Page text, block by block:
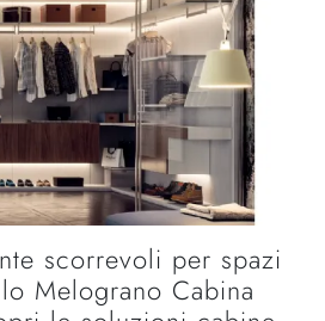
scorrevoli per spazi
Melograno Cabina